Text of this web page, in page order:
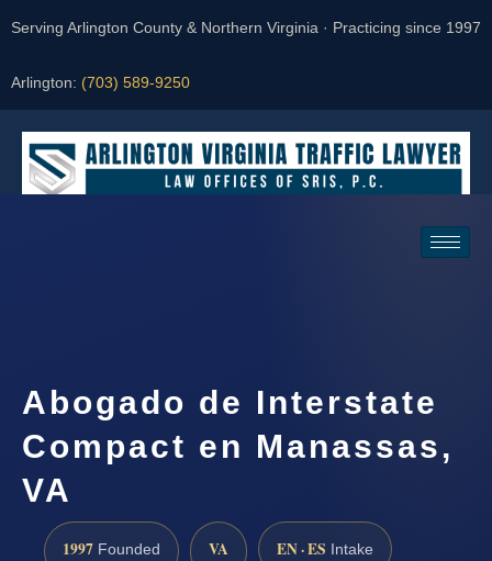
Serving Arlington County & Northern Virginia · Practicing since 1997
Arlington: (703) 589-9250
Abogado de Interstate
Compact en Manassas,
VA
1997 Founded VA EN · ES Intake